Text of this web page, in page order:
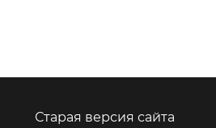
Старая версия сайта